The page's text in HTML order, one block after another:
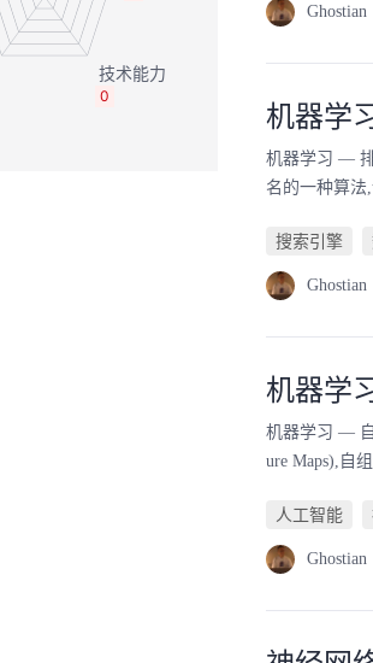
0
Ghostian
机器学
机器学习 — 排
名的一种算法
搜索引擎
Ghostian
机器学
机器学习 — 自
ure Maps),自
人工智能
Ghostian